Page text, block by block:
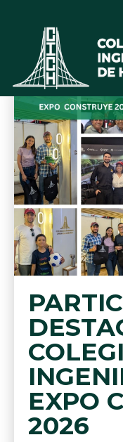
EXPO
2026